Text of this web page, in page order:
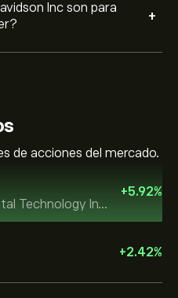
Inc son para
+
de acciones del mercado.
CDT Environmental Technology Investment Holdings L
+5.92%
+2.42%